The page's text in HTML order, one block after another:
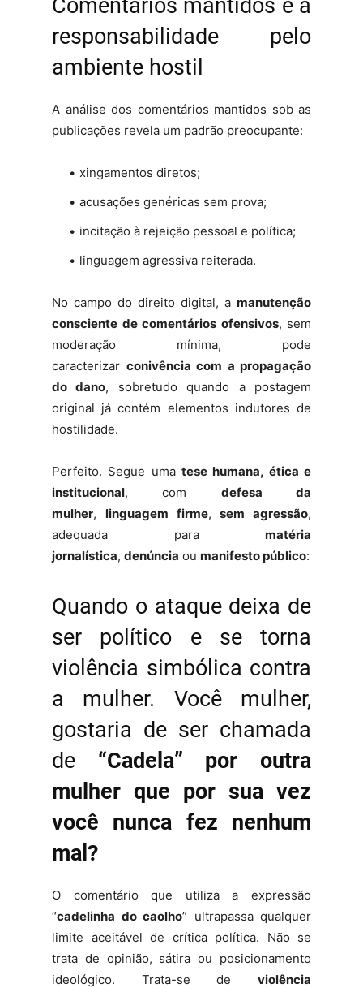
Comentários mantidos e a
responsabilidade pelo
ambiente hostil
A análise dos comentários mantidos sob as
publicações revela um padrão preocupante:
xingamentos diretos;
acusações genéricas sem prova;
incitação à rejeição pessoal e política;
linguagem agressiva reiterada.
No campo do direito digital, a manutenção
consciente de comentários ofensivos, sem
moderação mínima, pode
caracterizar conivência com a propagação
do dano, sobretudo quando a postagem
original já contém elementos indutores de
hostilidade.
Perfeito. Segue uma tese humana, ética e
institucional, com defesa da
mulher, linguagem firme,sem agressão,
adequada para matéria
jornalística, denúncia ou manifesto público:
Quando o ataque deixa de
ser político e se torna
violência simbólica contra
a mulher. Você mulher,
gostaria de ser chamada
de “Cadela” por outra
mulher que por sua vez
você nunca fez nenhum
mal?
O comentário que utiliza a expressão
“cadelinha do caolho” ultrapassa qualquer
limite aceitável de crítica política. Não se
trata de opinião, sátira ou posicionamento
ideológico. Trata-se de violência